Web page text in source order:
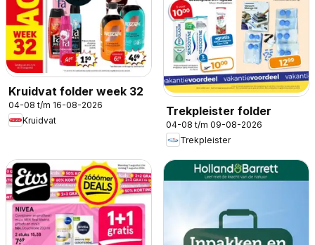
Kruidvat folder week 32
04-08 t/m 16-08-2026
Kruidvat
Trekpleister folder
04-08 t/m 09-08-2026
Trekpleister